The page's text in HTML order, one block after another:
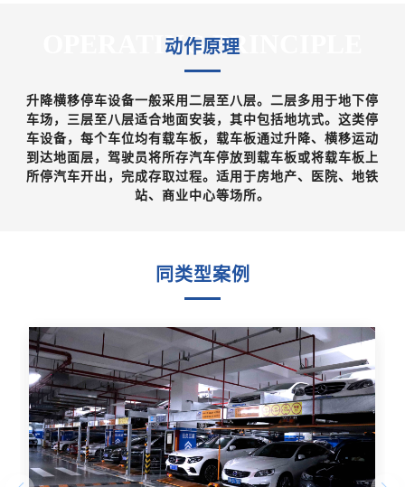
OPERATING PRINCIPLE
动作原理
升降横移停车设备一般采用二层至八层。二层多用于地下停
车场，三层至八层适合地面安装，其中包括地坑式。这类停
车设备，每个车位均有载车板，载车板通过升降、横移运动
到达地面层，驾驶员将所存汽车停放到载车板或将载车板上
所停汽车开出，完成存取过程。适用于房地产、医院、地铁
站、商业中心等场所。
SIMILAR CASES
同类型案例